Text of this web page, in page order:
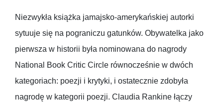
Niezwykła książka jamajsko-amerykańskiej autorki
sytuuje się na pograniczu gatunków. Obywatelka jako
pierwsza w historii była nominowana do nagrody
National Book Critic Circle równocześnie w dwóch
kategoriach: poezji i krytyki, i ostatecznie zdobyła
nagrodę w kategorii poezji. Claudia Rankine łączy